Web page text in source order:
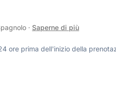
· Saperne di più
ore prima dell'inizio della